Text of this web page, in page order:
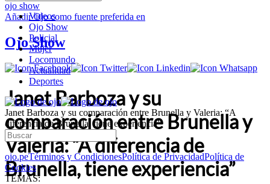
Videos
Ojo Show
Policial
Mujer
Locomundo
Actualidad
Deportes
Janet Barboza y su comparación entre Brunella y Valeria: “A
diferencia de Brunella, tiene experiencia”
ojo.peTérminos y CondicionesPolítica de PrivacidadPolítica de
Cookies
TEMAS:
ojo show
AñadirOjocomo fuente preferida en
Ojo Show
Janet Barboza y su
comparación entre Brunella y
Valeria: “A diferencia de
Brunella, tiene experiencia”